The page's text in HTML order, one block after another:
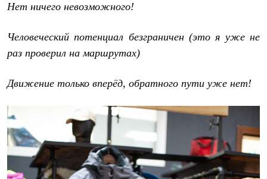
Нет ничего невозможного!
Человеческий потенциал безграничен (это я уже не
раз проверил на маршрутах)
Движение только вперёд, обратного пути уже нет!